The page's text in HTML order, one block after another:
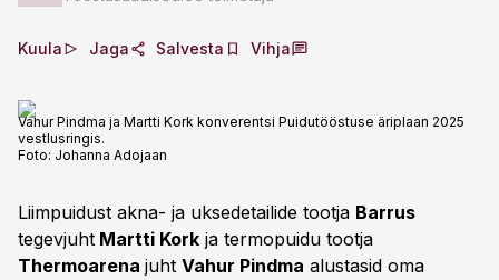
Kuula Jaga Salvesta Vihja
Vahur Pindma ja Martti Kork konverentsi Puidutööstuse äriplaan 2025
vestlusringis.
Foto: Johanna Adojaan
Liimpuidust akna- ja uksedetailide tootja Barrus
tegevjuht Martti Kork ja termopuidu tootja
Thermoarena juht Vahur Pindma alustasid oma